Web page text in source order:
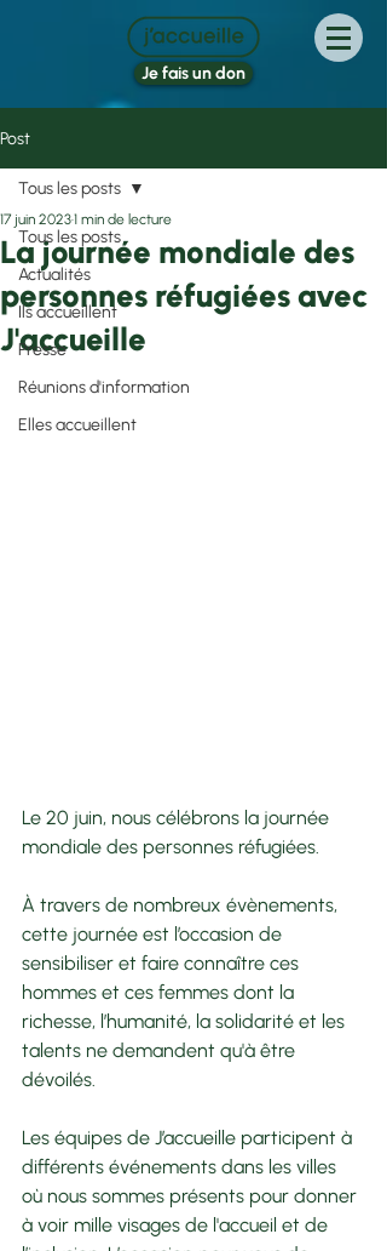
Je fais un don
Post
Tous les posts
Actualités
Ils accueillent
Presse
Réunions d'information
Elles accueillent
Tous les posts
La journée mondiale des
personnes réfugiées avec
J'accueille
17 juin 20231 min de lecture
Le 20 juin, nous célébrons la journée
mondiale des personnes réfugiées.
À travers de nombreux évènements,
cette journée est l’occasion de
sensibiliser et faire connaître ces
hommes et ces femmes dont la
richesse, l’humanité, la solidarité et les
talents ne demandent qu'à être
dévoilés.
Les équipes de J’accueille participent à
différents événements dans les villes
où nous sommes présents pour donner
à voir mille visages de l'accueil et de